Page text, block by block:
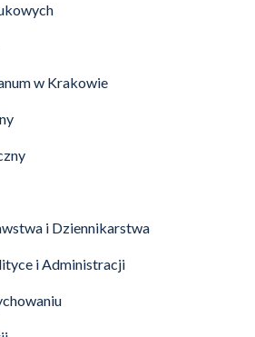
w Krakowie
i Dziennikarstwa
i Administracji